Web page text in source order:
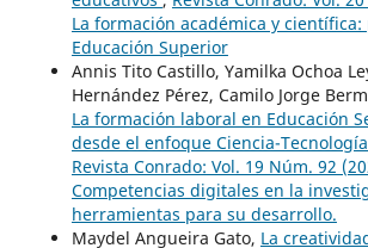
La formación académica y
Educación Superior
Annis Tito Castillo, Yamilka Ochoa
Hernández Pérez, Camilo Jorge
La formación laboral en Educación
desde el enfoque Ciencia-
Revista Conrado: Vol. 19 Núm. 92
Competencias digitales en la
herramientas para su desarrollo.
Maydel Angueira Gato, La